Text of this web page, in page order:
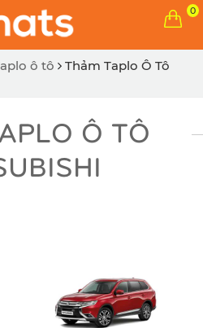
0
ô tô
Thảm Taplo Ô Tô
Ô TÔ